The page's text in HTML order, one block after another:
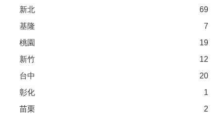
新北
69
基隆
7
桃園
19
新竹
12
台中
20
彰化
1
苗栗
2